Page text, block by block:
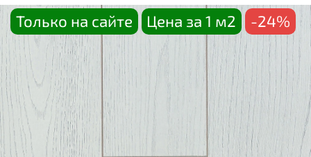
Только на сайте Цена за 1 м2 -24%